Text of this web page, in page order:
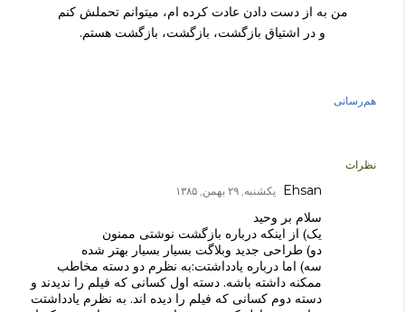
من به از دست دادن عادت کرده ام، می­توانم تحملش کنم
و در اشتیاق بازگشت، بازگشت، بازگشت هستم.
هم‌رسانی
نظرات
Ehsan یکشنبه, ۲۹ بهمن, ۱۳۸۵
سلام بر وحید
یک) از اینکه درباره بازگشت نوشتی ممنون
دو) طراحی جدید وبلاگت بسیار بسیار بهتر شده
سه) اما درباره یادداشتت:به نظرم دو دسته مخاطب
ممکنه داشته باشه. دسته اول کسانی که فیلم را ندیدند و
دسته دوم کسانی که فیلم را دیده اند. به نظرم یادداشتت